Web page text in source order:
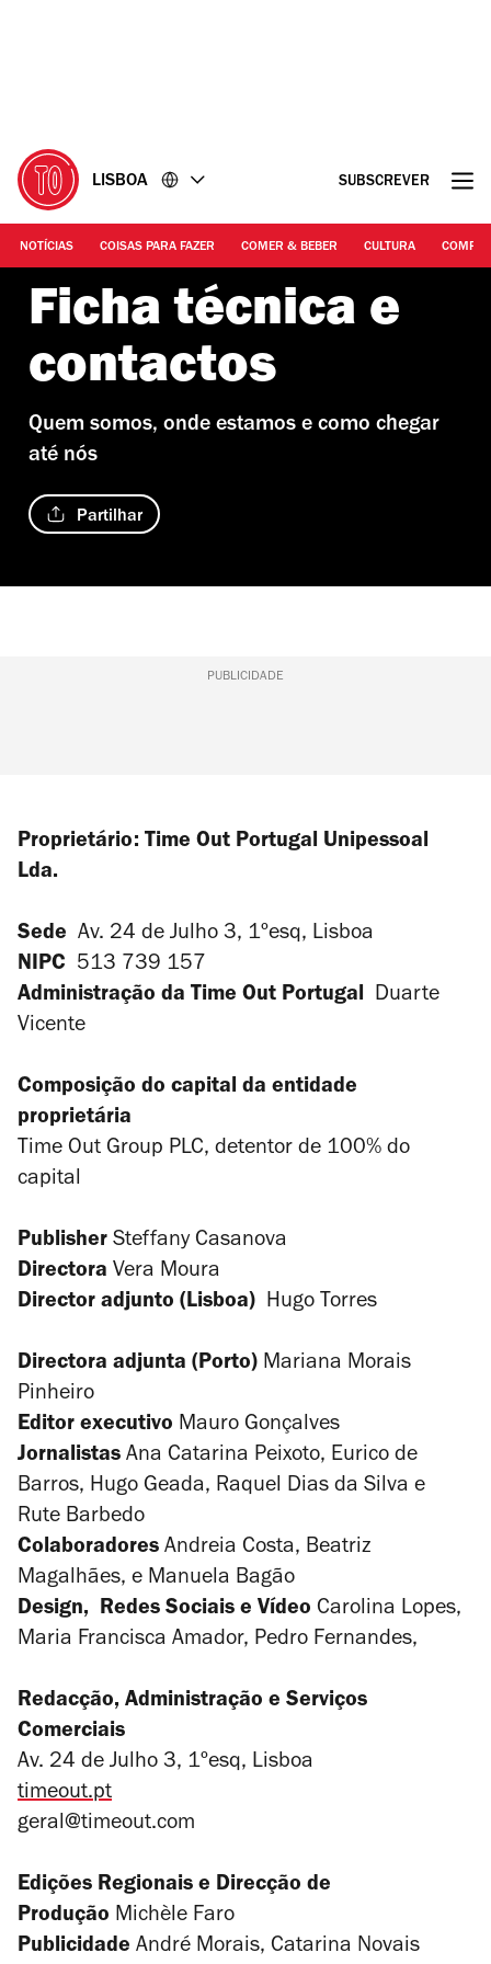
LISBOA SUBSCREVER
NOTÍCIAS COISAS PARA FAZER COMER & BEBER CULTURA
Ficha técnica e
contactos
Quem somos, onde estamos e como chegar
até nós
Partilhar
PUBLICIDADE
Proprietário: Time Out Portugal Unipessoal
Lda.
Sede Av. 24 de Julho 3, 1ºesq, Lisboa
NIPC 513 739 157
Administração da Time Out Portugal Duarte
Vicente
Composição do capital da entidade
proprietária
Time Out Group PLC, detentor de 100% do
capital
Publisher Steffany Casanova
Directora Vera Moura
Director adjunto (Lisboa) Hugo Torres
Directora adjunta (Porto) Mariana Morais
Pinheiro
Editor executivo Mauro Gonçalves
Jornalistas Ana Catarina Peixoto, Eurico de
Barros, Hugo Geada, Raquel Dias da Silva e
Rute Barbedo
Colaboradores Andreia Costa, Beatriz
Magalhães, e Manuela Bagão
Design, Redes Sociais e Vídeo Carolina Lopes,
Maria Francisca Amador, Pedro Fernandes,
Redacção, Administração e Serviços
Comerciais
Av. 24 de Julho 3, 1ºesq, Lisboa
timeout.pt
geral@timeout.com
Edições Regionais e Direcção de
Produção Michèle Faro
Publicidade André Morais, Catarina Novais